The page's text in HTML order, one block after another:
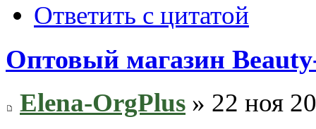
Ответить с цитатой
Оптовый магазин
Elena-OrgPlus » 22 ноя